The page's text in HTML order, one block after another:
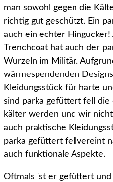
man sowohl gegen die
richtig gut geschützt. Ein
auch ein echter
Trenchcoat hat auch der
Wurzeln im Militär.
wärmespendenden
Kleidungsstück für harte
sind parka gefüttert fell die
kälter werden und wir
auch praktische
parka gefüttert fellvereint
auch funktionale Aspekte.
Oftmals ist er gefüttert und